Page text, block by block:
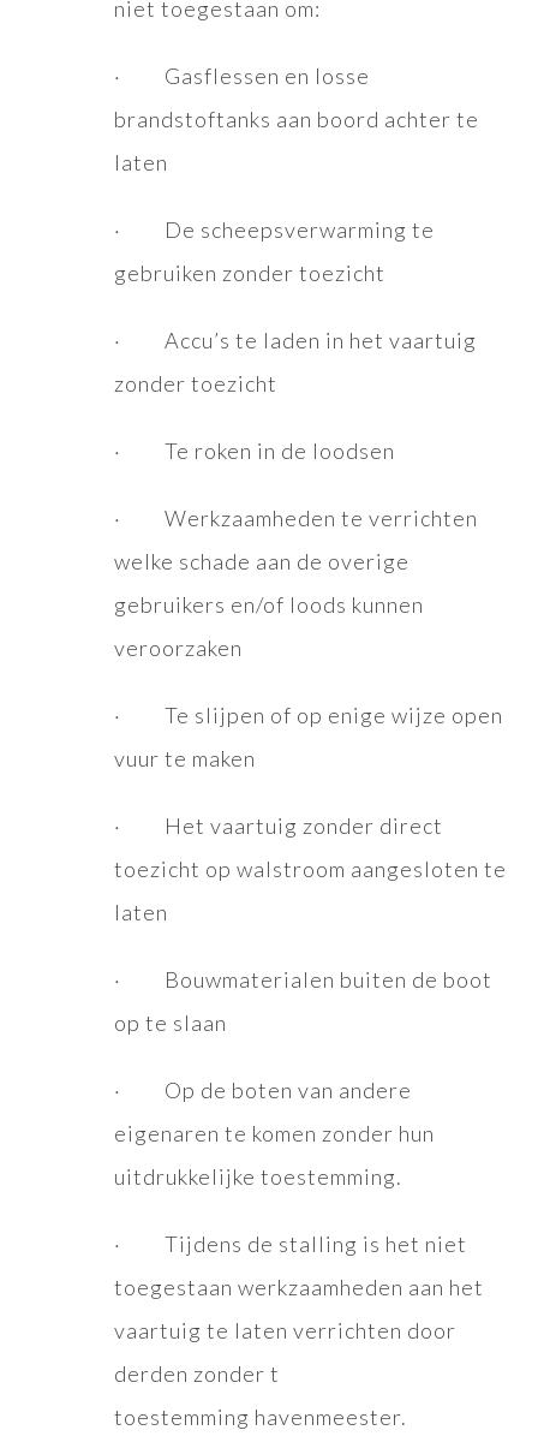
niet toegestaan om:
· Gasflessen en losse
brandstoftanks aan boord achter te
laten
· De scheepsverwarming te
gebruiken zonder toezicht
· Accu’s te laden in het vaartuig
zonder toezicht
· Te roken in de loodsen
· Werkzaamheden te verrichten
welke schade aan de overige
gebruikers en/of loods kunnen
veroorzaken
· Te slijpen of op enige wijze open
vuur te maken
· Het vaartuig zonder direct
toezicht op walstroom aangesloten te
laten
· Bouwmaterialen buiten de boot
op te slaan
· Op de boten van andere
eigenaren te komen zonder hun
uitdrukkelijke toestemming.
· Tijdens de stalling is het niet
toegestaan werkzaamheden aan het
vaartuig te laten verrichten door
derden zonder t
toestemming havenmeester.